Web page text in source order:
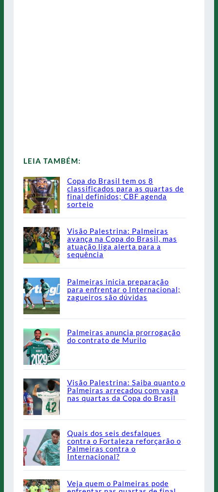
LEIA TAMBÉM:
Copa do Brasil tem os 8
classificados para as quartas de
final definidos; CBF agenda
sorteio
Visão Palestrina: Palmeiras
avança na Copa do Brasil, mas
atuação liga alerta para a
sequência
Palmeiras inicia preparação
para enfrentar o Internacional;
zagueiros são dúvidas
Palmeiras anuncia prorrogação
do contrato de Murilo
Visão Palestrina: Saiba quanto o
Palmeiras arrecadou com vaga
nas quartas da Copa do Brasil
Quais dos seis desfalques
contra o Fortaleza reforçarão o
Palmeiras contra o
Internacional?
Veja quem o Palmeiras pode